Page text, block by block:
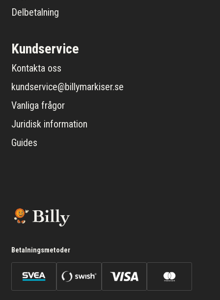
Delbetalning
Kundservice
Kontakta oss
kundservice@billymarkiser.se
Vanliga frågor
Juridisk information
Guides
Betalningsmetoder